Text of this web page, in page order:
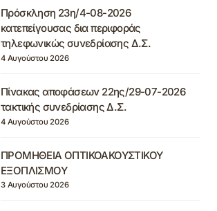
Πρόσκληση 23η/4-08-2026
κατεπείγουσας δια περιφοράς
τηλεφωνικώς συνεδρίασης Δ.Σ.
4 Αυγούστου 2026
Πίνακας αποφάσεων 22ης/29-07-2026
τακτικής συνεδρίασης Δ.Σ.
4 Αυγούστου 2026
ΠΡΟΜΗΘΕΙΑ ΟΠΤΙΚΟΑΚΟΥΣΤΙΚΟΥ
ΕΞΟΠΛΙΣΜΟΥ
3 Αυγούστου 2026